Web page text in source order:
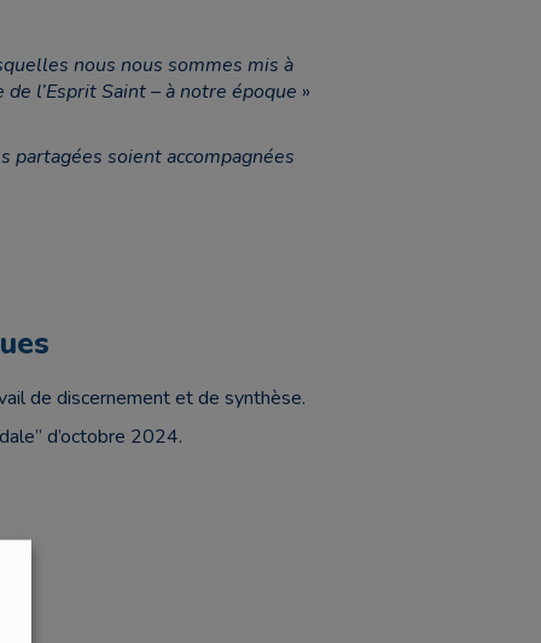
nous nous sommes mis à
l’Esprit Saint – à notre époque »
partagées soient accompagnées
de discernement et de synthèse.
d’octobre 2024.